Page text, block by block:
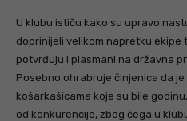
U klubu ističu kako su upravo
doprinijeli velikom napretku ekipe
potvrđuju i plasmani na državna
Posebno ohrabruje činjenica da
košarkašicama koje su bile
od konkurencije, zbog čega u